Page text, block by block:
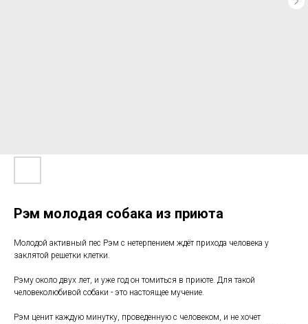
Рэм молодая собака из приюта
Молодой активный пес Рэм с нетерпением ждёт прихода человека у
заклятой решетки клетки.
Рэму около двух лет, и уже год он томиться в приюте. Для такой
человеколюбивой собаки - это настоящее мучение.
Рэм ценит каждую минутку, проведенную с человеком, и не хочет